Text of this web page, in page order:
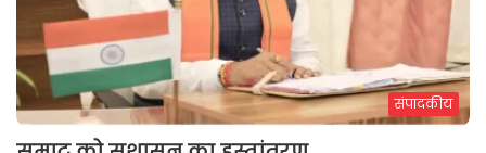
संपादकीय